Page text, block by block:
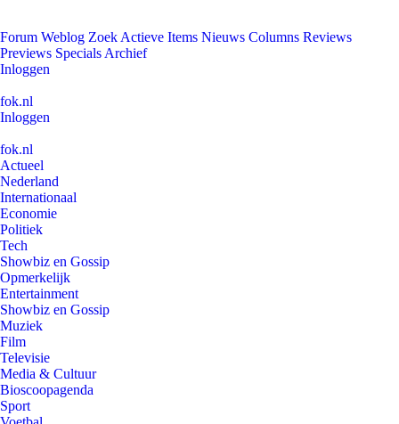
Forum Weblog Zoek Actieve Items Nieuws Columns Reviews
Previews Specials Archief
Inloggen
fok.nl
Inloggen
fok.nl
Actueel
Nederland
Internationaal
Economie
Politiek
Tech
Showbiz en Gossip
Opmerkelijk
Entertainment
Showbiz en Gossip
Muziek
Film
Televisie
Media & Cultuur
Bioscoopagenda
Sport